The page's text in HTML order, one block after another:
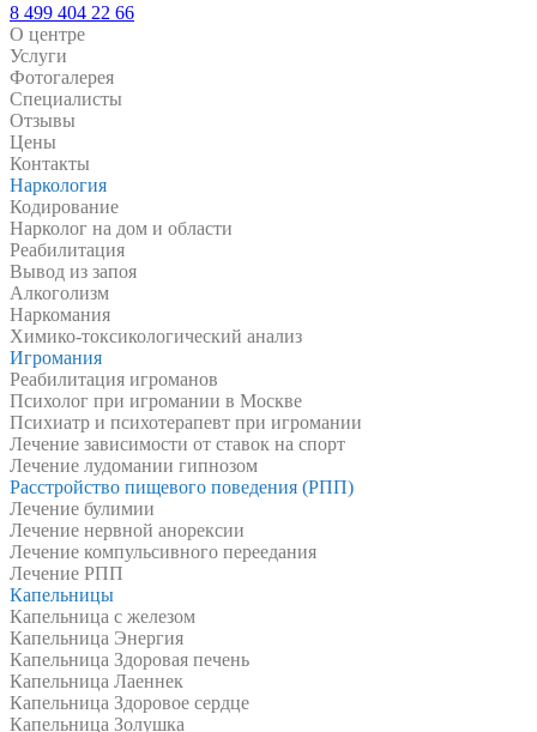
8 499 404 22 66
О центре
Услуги
Фотогалерея
Специалисты
Отзывы
Цены
Контакты
Наркология
Кодирование
Нарколог на дом и области
Реабилитация
Вывод из запоя
Алкоголизм
Наркомания
Химико-токсикологический анализ
Игромания
Реабилитация игроманов
Психолог при игромании в Москве
Психиатр и психотерапевт при игромании
Лечение зависимости от ставок на спорт
Лечение лудомании гипнозом
Расстройство пищевого поведения (РПП)
Лечение булимии
Лечение нервной анорексии
Лечение компульсивного переедания
Лечение РПП
Капельницы
Капельница с железом
Капельница Энергия
Капельница Здоровая печень
Капельница Лаеннек
Капельница Здоровое сердце
Капельница Золушка